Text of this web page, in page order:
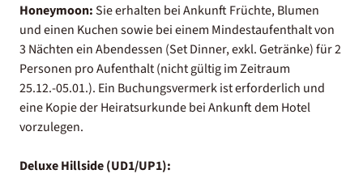
Honeymoon:Sie erhalten bei Ankunft Früchte, Blumen
und einen Kuchen sowie bei einem Mindestaufenthalt von
3 Nächten ein Abendessen (Set Dinner, exkl. Getränke) für 2
Personen pro Aufenthalt (nicht gültig im Zeitraum
25.12.-05.01.). Ein Buchungsvermerk ist erforderlich und
eine Kopie der Heiratsurkunde bei Ankunft dem Hotel
vorzulegen.
Deluxe Hillside (UD1/UP1):